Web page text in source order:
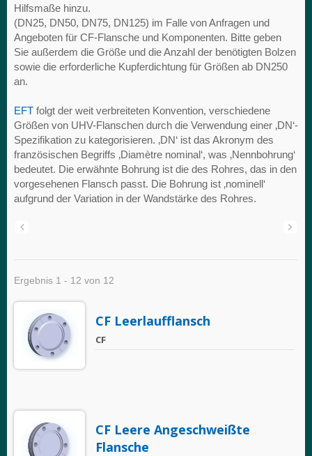
Hilfsmaße hinzu.
(DN25, DN50, DN75, DN125) im Falle von Anfragen und
Angeboten für CF-Flansche und Komponenten. Bitte geben
Sie außerdem die Größe und die Anzahl der benötigten Bolzen
sowie die erforderliche Kupferdichtung für Größen ab DN250
an.
EFT folgt der weit verbreiteten Konvention, verschiedene
Größen von UHV-Flanschen durch die Verwendung einer ‚DN‘-
Spezifikation zu kategorisieren. ‚DN‘ ist das Akronym des
französischen Begriffs ‚Diamètre nominal‘, was ‚Nennbohrung‘
bedeutet. Die erwähnte Bohrung ist die des Rohres, das in den
vorgesehenen Flansch passt. Die Bohrung ist ‚nominell‘
aufgrund der Variation in der Wandstärke des Rohres.
Ergebnis 1 - 12 von 12
CF Leerlaufflansch
CF
CF Leere Angeschweißte
Flansche